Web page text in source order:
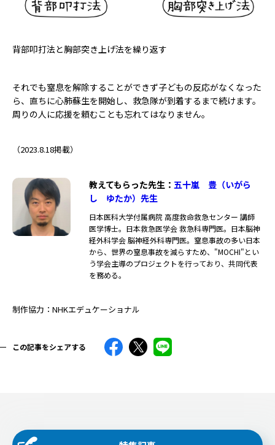
背部叩打法と胸部突き上げ法を繰り返す
それでも窒息を解除することができず子どもの反応がなくなった
ら、直ちに心肺蘇生を開始し、救急隊が到着するまで続けます。
周りの人に応援を頼むことも忘れてはなりません。
（2023.8.18掲載）
教えてもらった先生： 五十嵐 豊（いがら
し ゆたか）先生
日本医科大学付属病院 高度救命救急センター 講師
医学博士。日本救急医学会 救急科専門医。日本脳神
経外科学会 脳神経外科専門医。窒息事故の多い日本
から、世界の窒息事故を減らすため、"MOCHI"とい
う学会主導のプロジェクトを行っており、共同代表
を務める。
制作協力：NHKエデュケーショナル
この記事をシェアする